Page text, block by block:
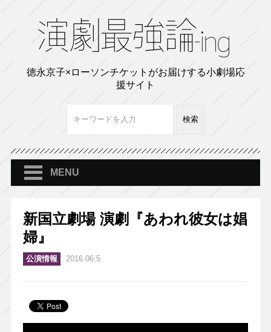
徳永京子×ローソンチケットがお届けする小劇場応
援サイト
MENU
新国立劇場 演劇『あわれ彼女は娼
婦』
公演情報 2016.06.5